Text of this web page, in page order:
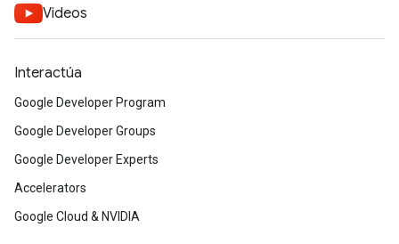
Videos
Interactúa
Google Developer Program
Google Developer Groups
Google Developer Experts
Accelerators
Google Cloud & NVIDIA